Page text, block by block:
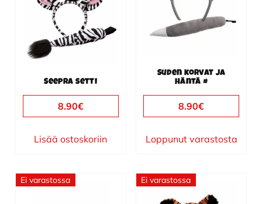
Seepra setti
8.90€
Lisää ostoskoriin
Suden korvat ja
häntä #
8.90€
Loppunut varastosta
Ei varastossa Ei varastossa